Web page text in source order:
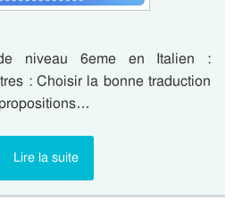
niveau 6eme en Italien :
: Choisir la bonne traduction
Lire la suite